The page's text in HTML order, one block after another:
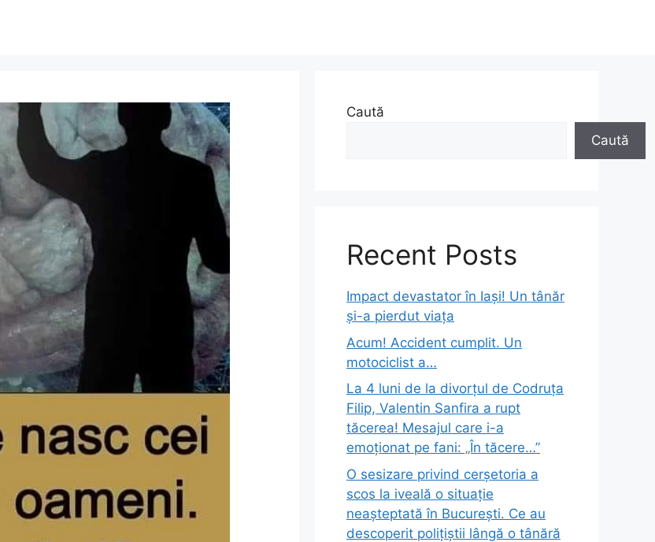
Caută
Caută
Recent Posts
Impact devastator în Iași! Un tânăr
și-a pierdut viața
Acum! Accident cumplit. Un
motociclist a…
La 4 luni de la divorțul de Codruța
Filip, Valentin Sanfira a rupt
tăcerea! Mesajul care i-a
emoționat pe fani: „În tăcere…”
O sesizare privind cerșetoria a
scos la iveală o situație
neașteptată în București. Ce au
descoperit polițiștii lângă o tânără